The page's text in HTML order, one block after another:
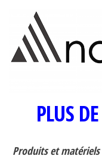
PLUS
Produits et